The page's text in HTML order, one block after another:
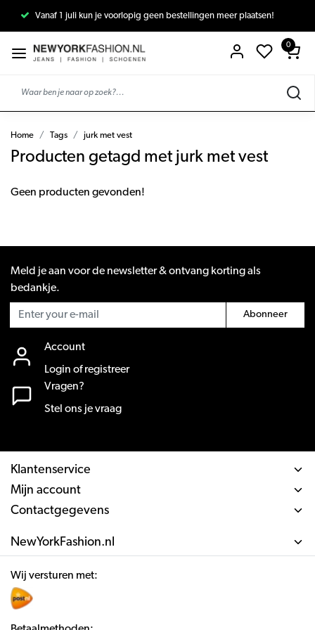
Vanaf 1 juli kun je voorlopig geen bestellingen meer plaatsen!
0
Home Tags jurk met vest
Producten getagd met jurk met vest
Geen producten gevonden!
Meld je aan voor de newsletter & ontvang korting als
bedankje.
Abonneer
Account
Login of registreer
Vragen?
Stel ons je vraag
Klantenservice
Mijn account
Contactgegevens
NewYorkFashion.nl
Wij versturen met: